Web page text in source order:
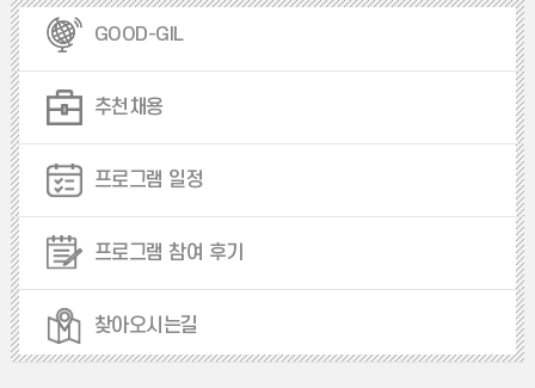
GOOD-GIL
추천채용
프로그램 일정
프로그램 참여 후기
찾아오시는길